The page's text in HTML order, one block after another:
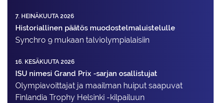
7. HEINÄKUUTA 2026
Historiallinen päätös muodostelmaluistelulle
Synchro 9 mukaan talviolympialaisiin
16. KESÄKUUTA 2026
ISU nimesi Grand Prix -sarjan osallistujat
Olympiavoittajat ja maailman huiput saapuvat
Finlandia Trophy Helsinki -kilpailuun